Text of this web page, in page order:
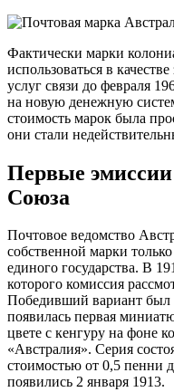
Фактически марки
использоваться в
услуг связи до февраля
на новую денежную
стоимость марок была
они стали
Первые
Союза
Почтовое ведомство
собственной марки
единого государства. В
которого комиссия
Победивший вариант был
появилась первая
цвете с кенгуру на фоне
«Австралия». Серия
стоимостью от 0,5 пенни
появились 2 января 1913.